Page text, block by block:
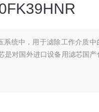
系统中，用于滤除工作介质中
对国外进口设备用滤芯国产